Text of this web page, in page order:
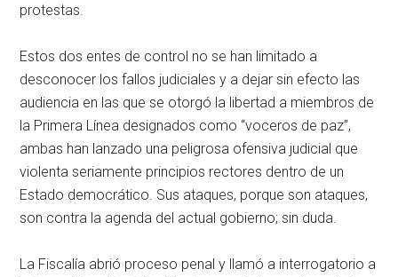
protestas.
Estos dos entes de control no se han limitado a
desconocer los fallos judiciales y a dejar sin efecto las
audiencia en las que se otorgó la libertad a miembros de
la Primera Línea designados como “voceros de paz”,
ambas han lanzado una peligrosa ofensiva judicial que
violenta seriamente principios rectores dentro de un
Estado democrático. Sus ataques, porque son ataques,
son contra la agenda del actual gobierno; sin duda.
La Fiscalía abrió proceso penal y llamó a interrogatorio a